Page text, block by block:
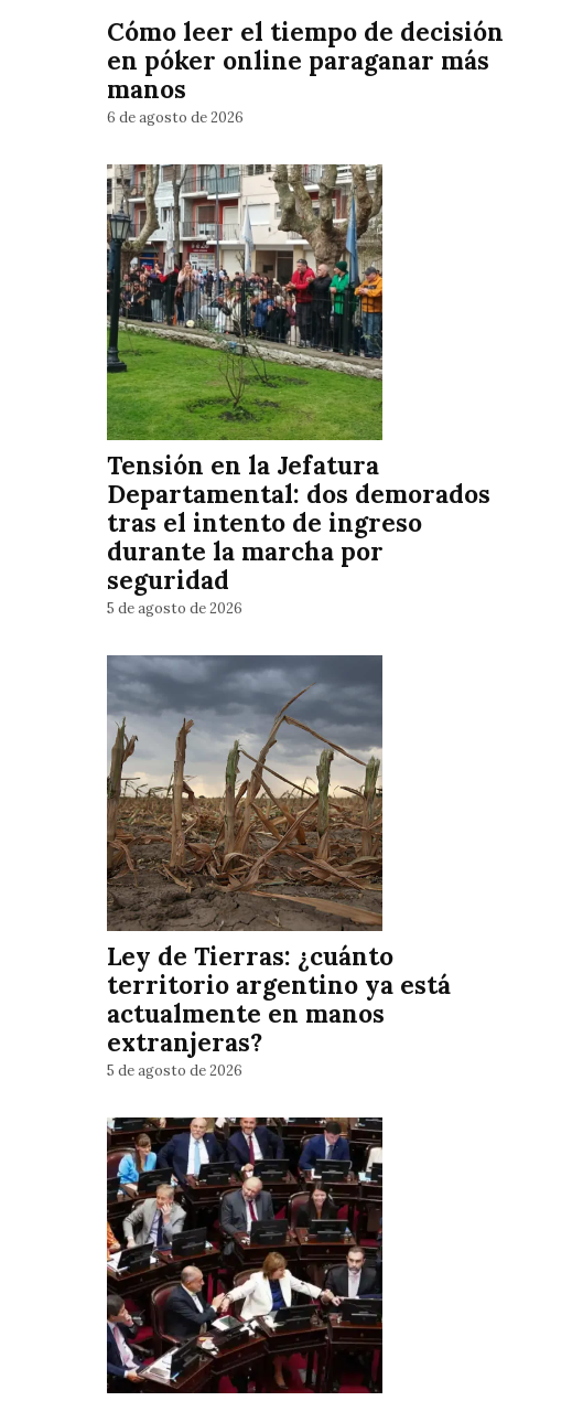
Cómo leer el tiempo de decisión
en póker online paraganar más
manos
6 de agosto de 2026
Tensión en la Jefatura
Departamental: dos demorados
tras el intento de ingreso
durante la marcha por
seguridad
5 de agosto de 2026
Ley de Tierras: ¿cuánto
territorio argentino ya está
actualmente en manos
extranjeras?
5 de agosto de 2026